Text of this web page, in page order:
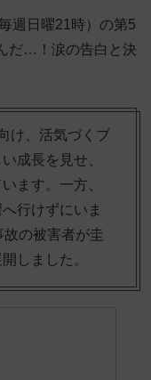
週日曜21時）の第5
だ…！涙の告白と決
け、活気づくブ
成長を見せ、
ます。一方、
行けずにいま
故の被害者が圭
しました。